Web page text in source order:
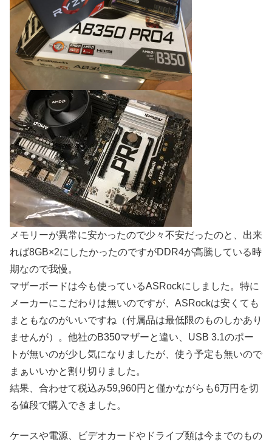
メモリーが異常に安かったので少々不安だったのと、出来
れば8GB×2にしたかったのですがDDR4が高騰している時
期なので我慢。
マザーボードは今も使っているASRockにしました。特に
メーカーにこだわりは無いのですが、ASRockは安くても
まともなのがいいですね（付属品は最低限のものしかあり
ませんが）。他社のB350マザーと違い、USB 3.1のポー
トが無いのが少し気になりましたが、使う予定も無いので
まぁいいかと割り切りました。
結果、合わせて税込み59,960円と僅かながらも6万円を切
る値段で購入できました。
ケースや電源、ビデオカードやドライブ類は今までのもの